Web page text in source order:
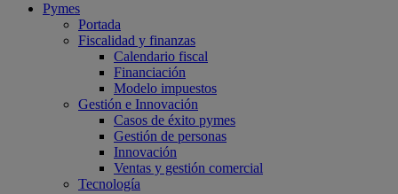
Pymes
Portada
Fiscalidad y finanzas
Calendario fiscal
Financiación
Modelo impuestos
Gestión e Innovación
Casos de éxito pymes
Gestión de personas
Innovación
Ventas y gestión comercial
Tecnología